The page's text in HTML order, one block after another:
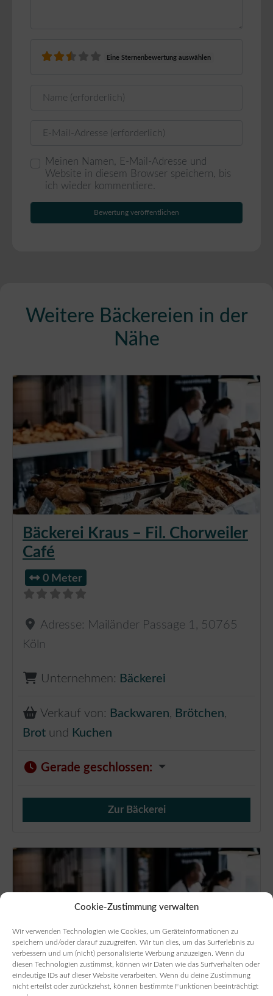
Cookie-Zustimmung verwalten
Wir verwenden Technologien wie Cookies, um Geräteinformationen zu
speichern und/oder darauf zuzugreifen. Wir tun dies, um das Surferlebnis zu
verbessern und um (nicht) personalisierte Werbung anzuzeigen. Wenn du
diesen Technologien zustimmst, können wir Daten wie das Surfverhalten oder
eindeutige IDs auf dieser Website verarbeiten. Wenn du deine Zustimmung
nicht erteilst oder zurückziehst, können bestimmte Funktionen beeinträchtigt
Eine Sternenbewertung auswählen
Meinen Namen, E-Mail-Adresse und
Website in diesem Browser speichern, bis
ich wieder kommentiere.
Weitere Bäckereien in der
Nähe
Bäckerei Kraus – Fil. Chorweiler
Café
0 Meter
Adresse: Mailänder Passage 1 , 50765
Köln
Unternehmen: Bäckerei
Verkauf von: Backwaren, Brötchen,
Brot und Kuchen
Gerade geschlossen:
Verkauf von Brötchen,
Zur Bäckerei